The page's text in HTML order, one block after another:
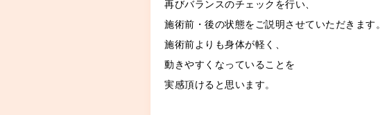
再びバランスのチェックを行い、
施術前・後の状態をご説明させていただきます。
施術前よりも身体が軽く、
動きやすくなっていることを
実感頂けると思います。